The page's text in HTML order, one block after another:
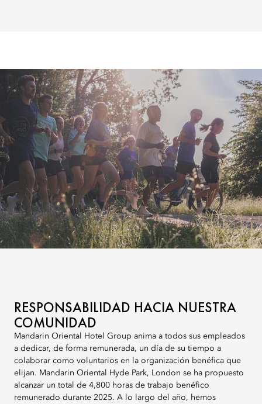
RESPONSABILIDAD HACIA NUESTRA
COMUNIDAD
Mandarin Oriental Hotel Group anima a todos sus empleados
a dedicar, de forma remunerada, un día de su tiempo a
colaborar como voluntarios en la organización benéfica que
elijan. Mandarin Oriental Hyde Park, London se ha propuesto
alcanzar un total de 4,800 horas de trabajo benéfico
remunerado durante 2025. A lo largo del año, hemos